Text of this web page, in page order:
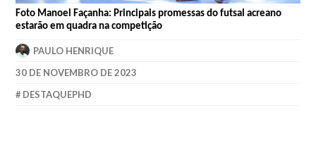
Foto Manoel Façanha: Principais promessas do futsal acreano
estarão em quadra na competição
PAULO HENRIQUE
30 DE NOVEMBRO DE 2023
DESTAQUEPHD